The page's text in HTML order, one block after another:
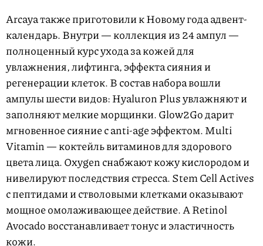
Arcaya также приготовили к Новому года адвент-
календарь. Внутри — коллекция из 24 ампул —
полноценный курс ухода за кожей для
увлажнения, лифтинга, эффекта сияния и
регенерации клеток. В состав набора вошли
ампулы шести видов: Hyaluron Plus увлажняют и
заполняют мелкие морщинки. Glow2Go дарит
мгновенное сияние с anti-age эффектом. Multi
Vitamin — коктейль витаминов для здорового
цвета лица. Oxygen снабжают кожу кислородом и
нивелируют последствия стресса. Stem Cell Actives
с пептидами и стволовыми клетками оказывают
мощное омолаживающее действие. А Retinol
Avocado восстанавливает тонус и эластичность
кожи.